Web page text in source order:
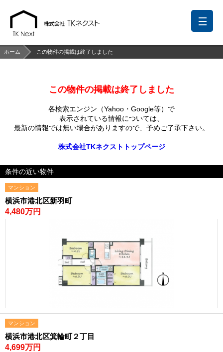
ホーム この物件の掲載は終了しました
この物件の掲載は終了しました
各検索エンジン（Yahoo・Google等）で
表示されている情報については、
最新の情報では無い場合がありますので、 予めご了承下さい。
株式会社TKネクストトップページ
条件の近い物件
マンション
横浜市港北区新羽町
4,480万円
マンション
横浜市港北区箕輪町２丁目
4,699万円
前回の履歴 検討リスト 保存した検索条件
中国語での対応も可能です
お問い合わせ
営業メールは固くお断りします
お知らせ
千葉本店
神奈川支店
沖縄支店
松戸支店 成田支店 木更津支店
沖縄支店
千葉本店 松戸支店 成田支店 木更津支店
東京支店
神奈川支店
売却査定